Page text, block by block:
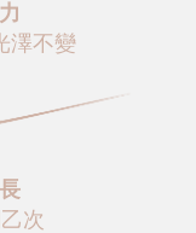
澤不變
次